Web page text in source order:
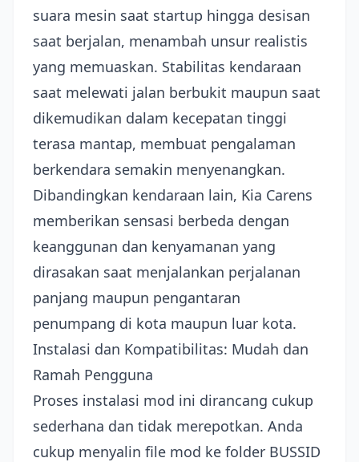
suara mesin saat startup hingga desisan
saat berjalan, menambah unsur realistis
yang memuaskan. Stabilitas kendaraan
saat melewati jalan berbukit maupun saat
dikemudikan dalam kecepatan tinggi
terasa mantap, membuat pengalaman
berkendara semakin menyenangkan.
Dibandingkan kendaraan lain, Kia Carens
memberikan sensasi berbeda dengan
keanggunan dan kenyamanan yang
dirasakan saat menjalankan perjalanan
panjang maupun pengantaran
penumpang di kota maupun luar kota.
Instalasi dan Kompatibilitas: Mudah dan
Ramah Pengguna
Proses instalasi mod ini dirancang cukup
sederhana dan tidak merepotkan. Anda
cukup menyalin file mod ke folder BUSSID